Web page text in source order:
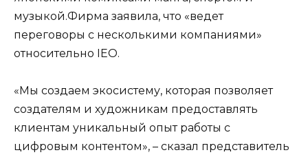
музыкой.Фирма заявила, что «ведет
переговоры с несколькими компаниями»
относительно IEO.
«Мы создаем экосистему, которая позволяет
создателям и художникам предоставлять
клиентам уникальный опыт работы с
цифровым контентом», – сказал представитель